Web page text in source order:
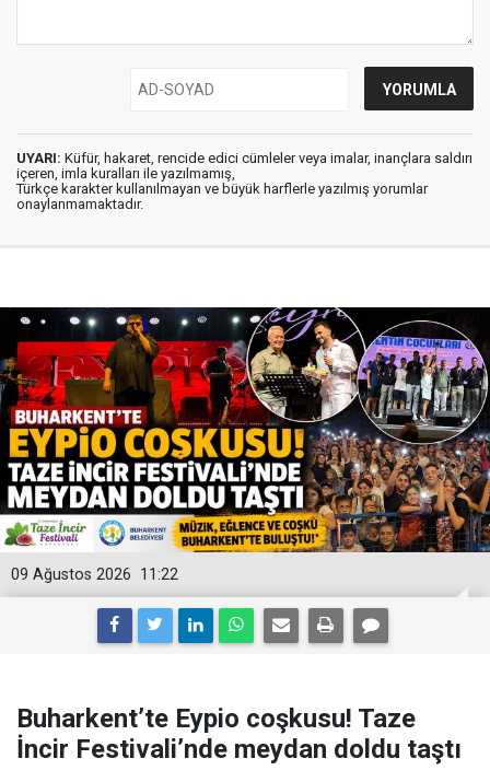
UYARI: Küfür, hakaret, rencide edici cümleler veya imalar, inançlara saldırı
içeren, imla kuralları ile yazılmamış,
Türkçe karakter kullanılmayan ve büyük harflerle yazılmış yorumlar
onaylanmamaktadır.
11:22
09 Ağustos 2026
Buharkent’te Eypio coşkusu! Taze
İncir Festivali’nde meydan doldu taştı